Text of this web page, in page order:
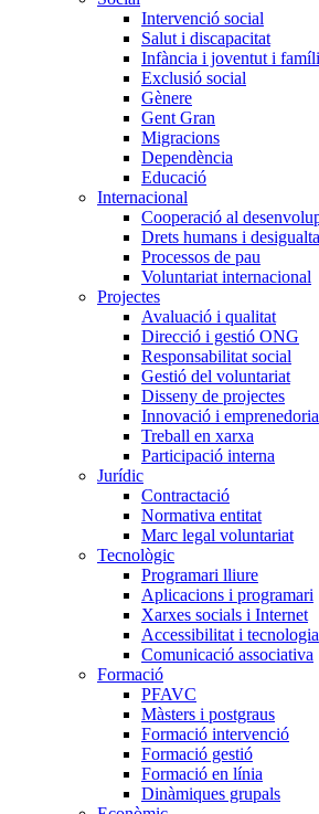
Intervenció social
Salut i discapacitat
Infància i joventut i
Exclusió social
Gènere
Gent Gran
Migracions
Dependència
Educació
Internacional
Cooperació al
Drets humans i
Processos de pau
Voluntariat internacional
Projectes
Avaluació i qualitat
Direcció i gestió ONG
Responsabilitat social
Gestió del voluntariat
Disseny de projectes
Innovació i
Treball en xarxa
Participació interna
Jurídic
Contractació
Normativa entitat
Marc legal voluntariat
Tecnològic
Programari lliure
Aplicacions i programari
Xarxes socials i Internet
Accessibilitat i tecnologia
Comunicació associativa
Formació
PFAVC
Màsters i postgraus
Formació intervenció
Formació gestió
Formació en línia
Dinàmiques grupals